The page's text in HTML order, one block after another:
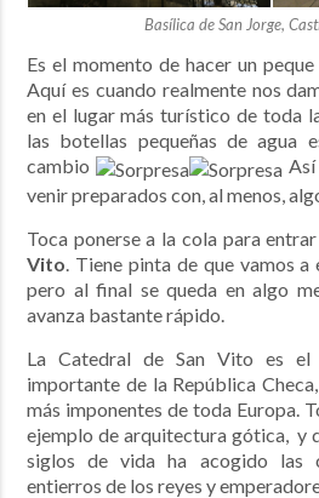
Basílica de San Jorge,
Es el momento de hacer un
Aquí es cuando realmente nos
en el lugar más turístico de toda
las botellas pequeñas de agua
cambio
Así
venir preparados con, al menos,
Toca ponerse a la cola para
Vito. Tiene pinta de que vamos
pero al final se queda en algo
avanza bastante rápido.
La Catedral de San Vito es el
importante de la República
más imponentes de toda Europa.
ejemplo de arquitectura gótica, y
siglos de vida ha acogido las
entierros de los reyes y